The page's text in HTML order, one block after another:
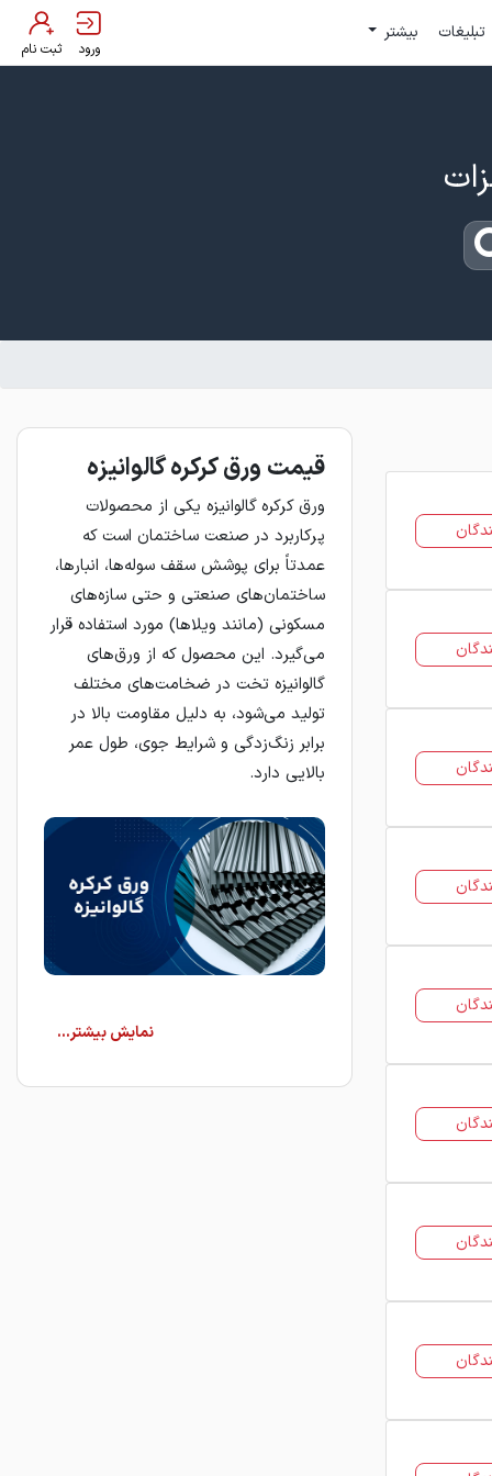
تبلیغات بیشتر
ورود ثبت نام
قیمت ورق کرکره گالوانیزه
ورق کرکره گالوانیزه یکی از محصولات
پرکاربرد در صنعت ساختمان است که
عمدتاً برای پوشش سقف سوله‌ها، انبارها،
ساختمان‌های صنعتی و حتی سازه‌های
مسکونی (مانند ویلاها) مورد استفاده قرار
می‌گیرد. این محصول که از ورق‌های
گالوانیزه تخت در ضخامت‌های مختلف
تولید می‌شود، به دلیل مقاومت بالا در
برابر زنگ‌زدگی و شرایط جوی، طول عمر
بالایی دارد.
قیمت ورق کرکره گالوانیزه به‌صورت روزانه و
تحت تأثیر عواملی همچون نرخ ارز، قیمت